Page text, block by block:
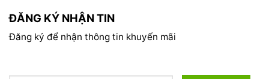
ĐĂNG KÝ NHẬN TIN
Đăng ký để nhận thông tin khuyến mãi